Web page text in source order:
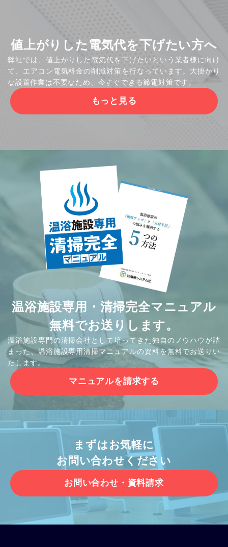
値上がりした電気代を下げたい方へ
弊社では、値上がりした電気代を下げたいという業者様に向け
て、エアコン電気料金の削減対策を行なっています。大掛かり
な設置作業は不要なため、今すぐできる節電対策です。
もっと見る
温浴施設専用・清掃完全マニュアル
無料でお送りします。
温浴施設専門の清掃会社として培ってきた独自のノウハウが詰
まった、温浴施設専用清掃マニュアルの資料を無料でお送りい
たします。
マニュアルを請求する
まずはお気軽に
お問い合わせください
お問い合わせ・資料請求